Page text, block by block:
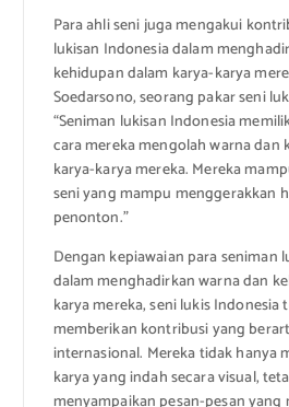
Para ahli seni juga mengakui
lukisan Indonesia dalam
kehidupan dalam karya-karya
Soedarsono, seorang pakar seni
“Seniman lukisan Indonesia
cara mereka mengolah warna dan
karya-karya mereka. Mereka
seni yang mampu menggerakkan
penonton.”
Dengan kepiawaian para seniman
dalam menghadirkan warna dan
karya mereka, seni lukis
memberikan kontribusi yang
internasional. Mereka tidak hanya
karya yang indah secara visual,
menyampaikan pesan-pesan